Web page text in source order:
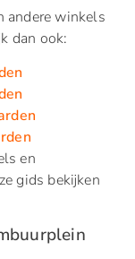
andere winkels
dan ook:
en
gids bekijken